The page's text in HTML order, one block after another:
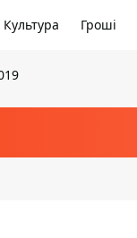
Культура Гроші